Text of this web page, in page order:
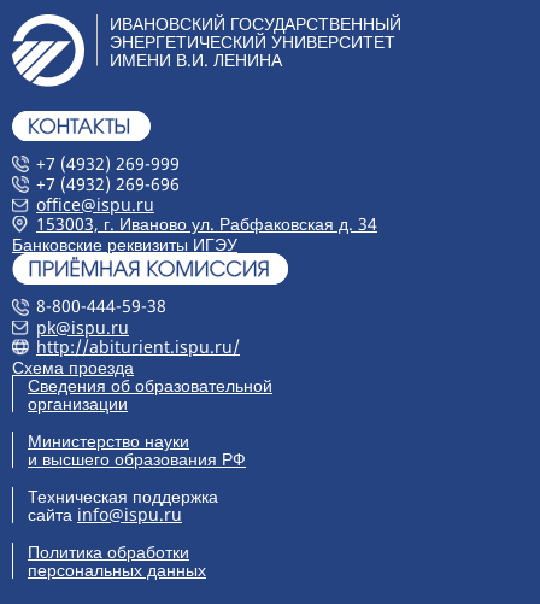
ИВАНОВСКИЙ ГОСУДАРСТВЕННЫЙ
ЭНЕРГЕТИЧЕСКИЙ УНИВЕРСИТЕТ
ИМЕНИ В.И. ЛЕНИНА
+7 (4932) 269-999
+7 (4932) 269-696
office@ispu.ru
153003, г. Иваново ул. Рабфаковская д. 34
Банковские реквизиты ИГЭУ
8-800-444-59-38
pk@ispu.ru
http://abiturient.ispu.ru/
Схема проезда
Сведения об образовательной
организации
Министерство науки
и высшего образования РФ
Техническая поддержка
сайта info@ispu.ru
Политика обработки
персональных данных